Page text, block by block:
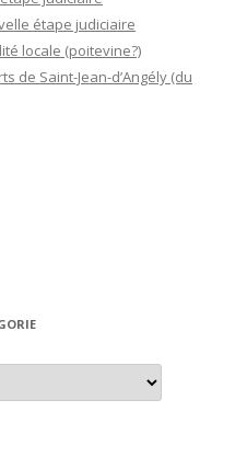
étape judiciaire
locale (poitevine?)
de Saint-Jean-d’Angély (du